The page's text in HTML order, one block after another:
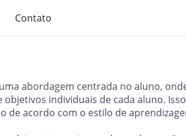
Contato
abordagem centrada no aluno,
objetivos individuais de cada aluno.
de acordo com o estilo de